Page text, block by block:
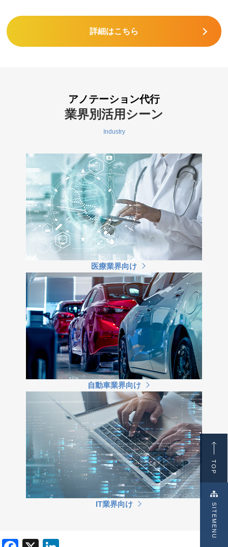
詳細はこちら
アノテーション代行
業界別活用シーン
Industry
医療業界向け
自動車業界向け
IT業界向け
TOP
SITEMENU